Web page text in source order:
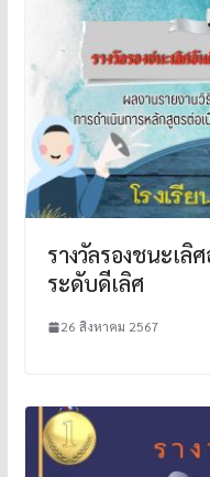
รางวัลรองชนะเ
ระดับดีเลิศ
26 สิงหาคม 2567